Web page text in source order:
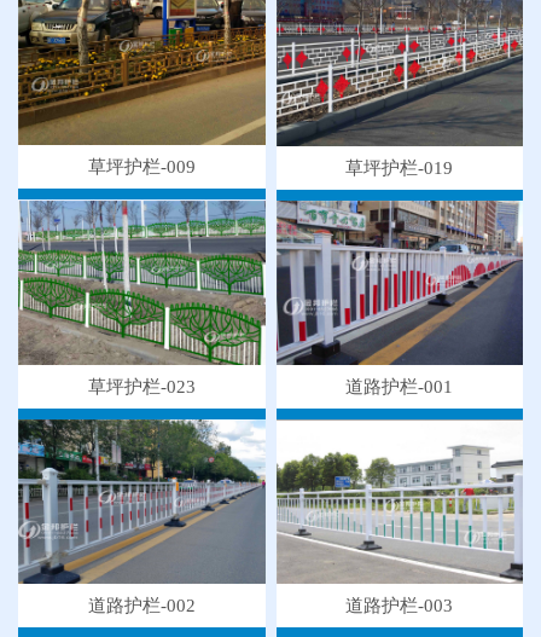
草坪护栏-009 草坪护栏-019
草坪护栏-023 道路护栏-001
道路护栏-002 道路护栏-003
● "多样“候车亭，旨在为您提供一个舒心候车环境
● 候车亭规格型号小解